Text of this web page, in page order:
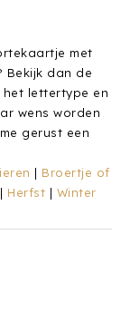
met
Bekijk dan de
het lettertype en
wens worden
gerust een
| Broertje of
| Herfst | Winter